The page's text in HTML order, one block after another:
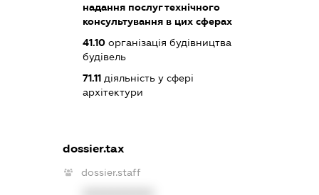
надання послуг технічного
консультування в цих сферах
41.10 організація будівництва
будівель
71.11 діяльність у сфері
архітектури
dossier.tax
dossier.staff